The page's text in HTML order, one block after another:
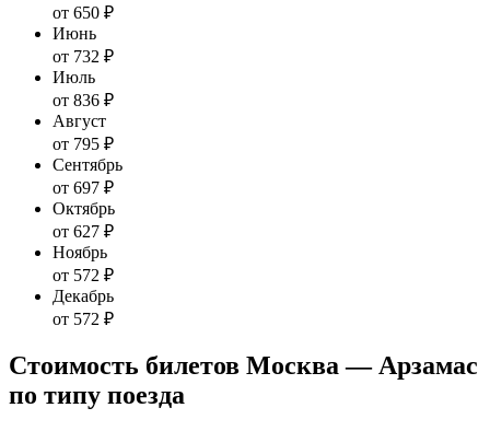
от 650 ₽
Июнь
от 732 ₽
Июль
от 836 ₽
Август
от 795 ₽
Сентябрь
от 697 ₽
Октябрь
от 627 ₽
Ноябрь
от 572 ₽
Декабрь
от 572 ₽
Стоимость билетов Москва — Арзамас
по типу поезда